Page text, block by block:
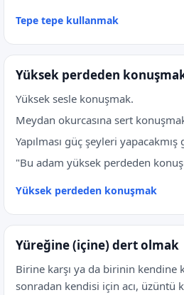
Tepe tepe kullanmak
Yüksek perdeden
Yüksek sesle konuşmak.
Meydan okurcasına sert
Yapılması güç şeyleri
"Bu adam yüksek perdeden
Yüksek perdeden konuşmak
Yüreğine (içine) dert olmak
Birine karşı ya da birinin kendine
sonradan kendisi için acı, üzüntü